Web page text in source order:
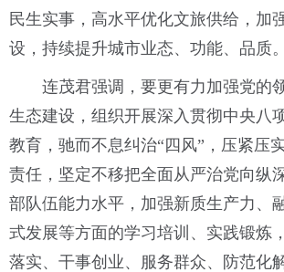
民生实事，高水平优化文旅供给，加
设，持续提升城市业态、功能、品质。
连茂君强调，要更有力加强党的
生态建设，组织开展深入贯彻中央八
教育，驰而不息纠治“四风”，压紧压
责任，坚定不移把全面从严治党向纵
部队伍能力水平，加强新质生产力、
式发展等方面的学习培训、实践锻炼
落实、干事创业、服务群众、防范化